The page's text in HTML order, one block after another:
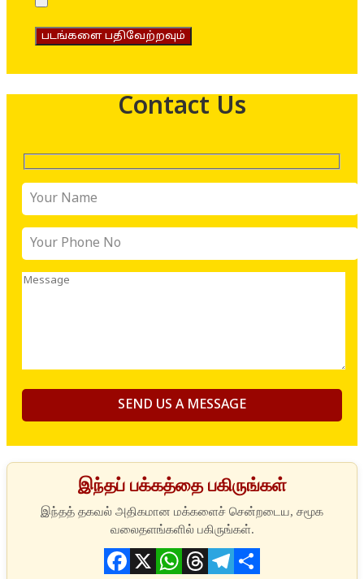
படங்களை பதிவேற்றவும்
Contact Us
இந்தப் பக்கத்தை பகிருங்கள்